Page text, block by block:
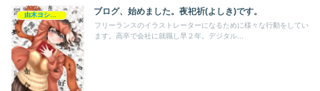
ブログ、始めました。夜祀祈(よしき)です。
フリーランスのイラストレーターになるために様々な行動をしてい
ます。高卒で会社に就職し早２年。デジタル...